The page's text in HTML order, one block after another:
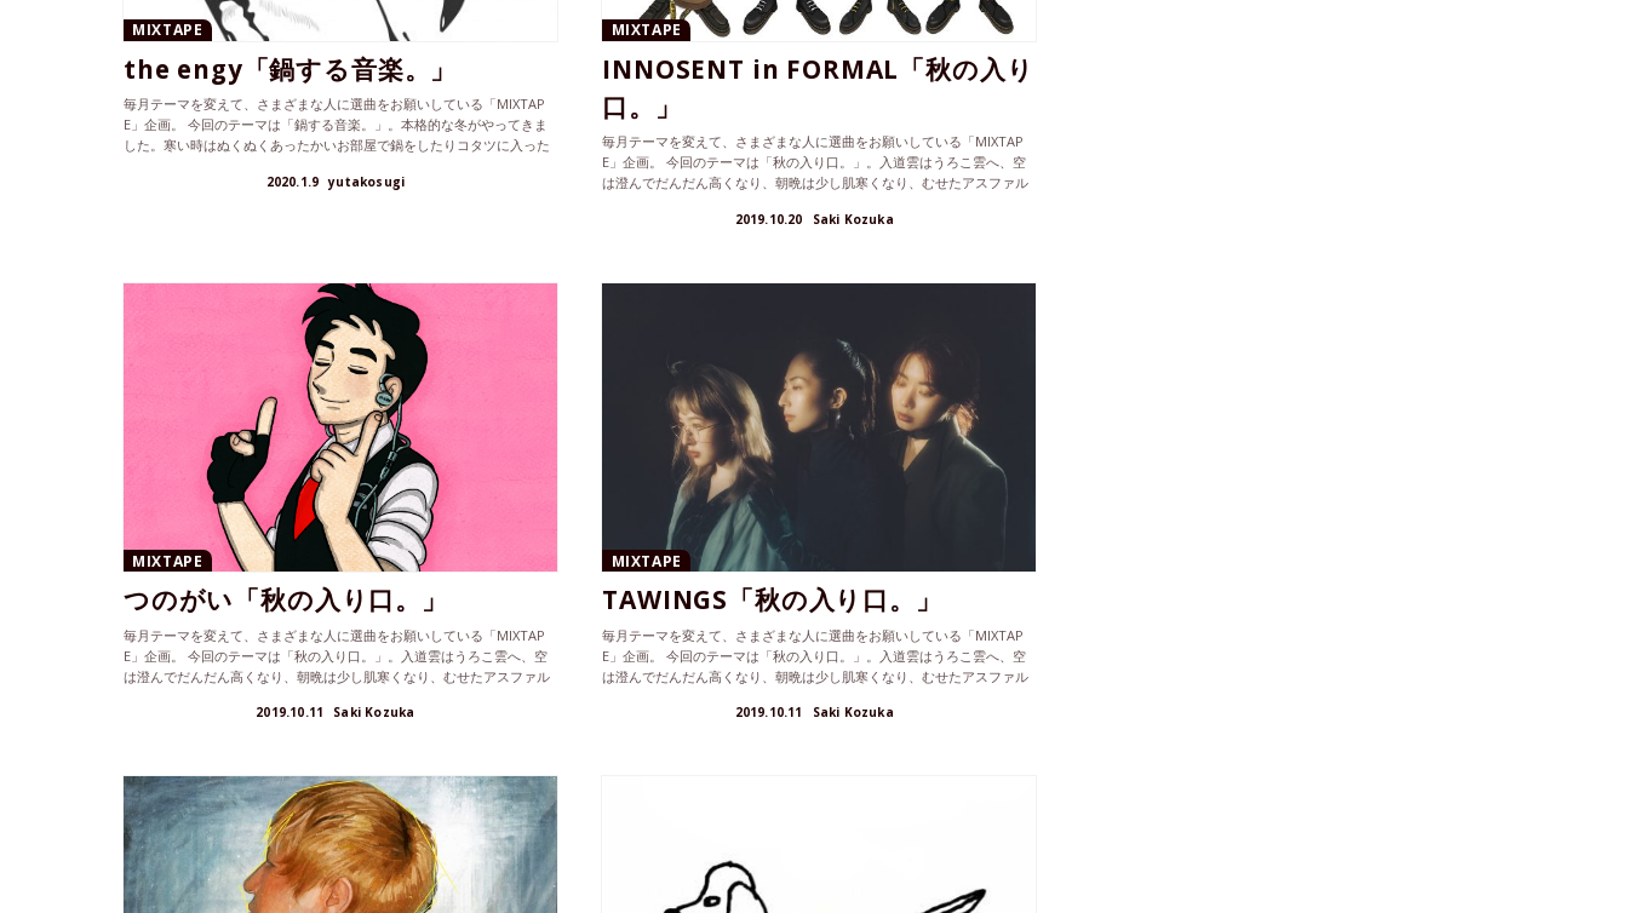
MIXTAPE
the engy「鍋する音楽。」
毎月テーマを変えて、さまざまな人に選曲をお願いしている「MIXTAP
E」企画。 今回のテーマは「鍋する音楽。」。本格的な冬がやってきま
した。寒い時はぬくぬくあったかいお部屋で鍋をしたりコタツに入った
2020.1.9 yutakosugi
MIXTAPE
INNOSENT in FORMAL「秋の入り
口。」
毎月テーマを変えて、さまざまな人に選曲をお願いしている「MIXTAP
E」企画。 今回のテーマは「秋の入り口。」。入道雲はうろこ雲へ、空
は澄んでだんだん高くなり、朝晩は少し肌寒くなり、むせたアスファル
2019.10.20 Saki Kozuka
MIXTAPE
つのがい「秋の入り口。」
毎月テーマを変えて、さまざまな人に選曲をお願いしている「MIXTAP
E」企画。 今回のテーマは「秋の入り口。」。入道雲はうろこ雲へ、空
は澄んでだんだん高くなり、朝晩は少し肌寒くなり、むせたアスファル
2019.10.11 Saki Kozuka
MIXTAPE
TAWINGS「秋の入り口。」
毎月テーマを変えて、さまざまな人に選曲をお願いしている「MIXTAP
E」企画。 今回のテーマは「秋の入り口。」。入道雲はうろこ雲へ、空
は澄んでだんだん高くなり、朝晩は少し肌寒くなり、むせたアスファル
2019.10.11 Saki Kozuka